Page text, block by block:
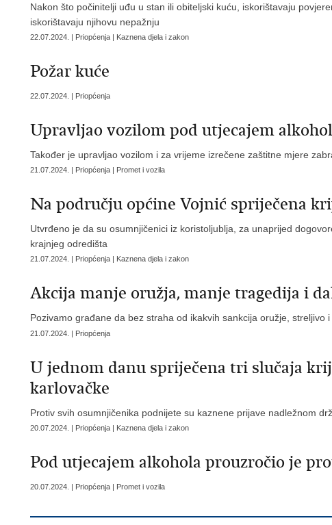
Nakon što počinitelji uđu u stan ili obiteljski kuću, iskorištavaju
iskorištavaju njihovu nepažnju
22.07.2024. | Priopćenja | Kaznena djela i zakon
Požar kuće
22.07.2024. | Priopćenja
Upravljao vozilom pod utjecajem
Također je upravljao vozilom i za vrijeme izrečene zaštitne mjere
21.07.2024. | Priopćenja | Promet i vozila
Na području općine Vojnić spriječena
Utvrđeno je da su osumnjičenici iz koristoljublja, za unaprijed
krajnjeg odredišta
21.07.2024. | Priopćenja | Kaznena djela i zakon
Akcija manje oružja, manje tragedija i
Pozivamo građane da bez straha od ikakvih sankcija oružje, streljivo
21.07.2024. | Priopćenja
U jednom danu spriječena tri slučaja
karlovačke
Protiv svih osumnjičenika podnijete su kaznene prijave nadležnom
20.07.2024. | Priopćenja | Kaznena djela i zakon
Pod utjecajem alkohola prouzročio je
20.07.2024. | Priopćenja | Promet i vozila